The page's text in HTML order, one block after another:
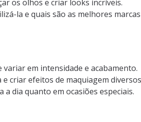
os olhos e criar looks incríveis.
la e quais são as melhores marcas
em intensidade e acabamento.
criar efeitos de maquiagem
dia quanto em ocasiões especiais.